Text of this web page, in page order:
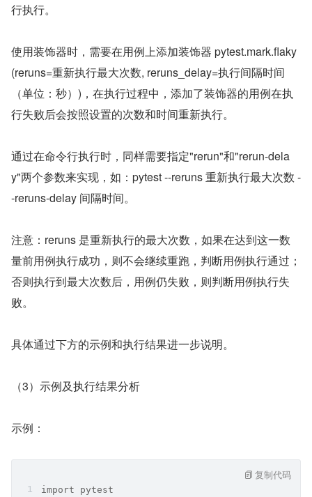
行执行。
使用装饰器时，需要在用例上添加装饰器 pytest.mark.flaky
(reruns=重新执行最大次数, reruns_delay=执行间隔时间
（单位：秒）)，在执行过程中，添加了装饰器的用例在执
行失败后会按照设置的次数和时间重新执行。
通过在命令行执行时，同样需要指定"rerun"和"rerun-dela
y"两个参数来实现，如：pytest --reruns 重新执行最大次数 -
-reruns-delay 间隔时间。
注意：reruns 是重新执行的最大次数，如果在达到这一数
量前用例执行成功，则不会继续重跑，判断用例执行通过；
否则执行到最大次数后，用例仍失败，则判断用例执行失
败。
具体通过下方的示例和执行结果进一步说明。
（3）示例及执行结果分析
示例：
import pytest
复制代码